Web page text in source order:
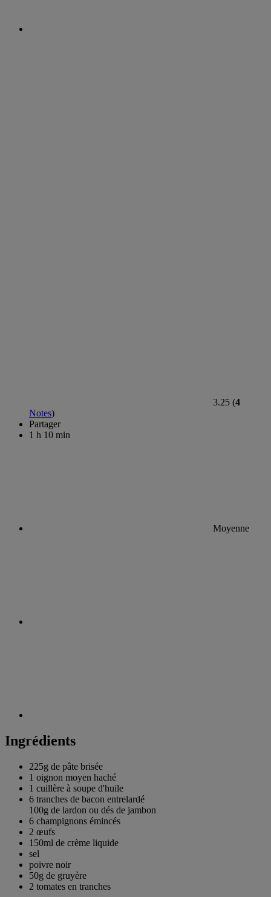
3.25 (4
Notes)
Partager
1 h 10 min
Moyenne
Ingrédients
225g de pâte brisée
1 oignon moyen haché
1 cuillère à soupe d'huile
6 tranches de bacon entrelardé
100g de lardon ou dés de jambon
6 champignons émincés
2 œufs
150ml de crème liquide
sel
poivre noir
50g de gruyère
2 tomates en tranches